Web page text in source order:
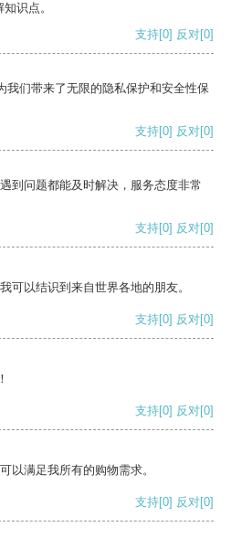
识点。
支持[0] 反对[0]
我们带来了无限的隐私保护和安全性保
支持[0] 反对[0]
到问题都能及时解决，服务态度非常
支持[0] 反对[0]
可以结识到来自世界各地的朋友。
支持[0] 反对[0]
支持[0] 反对[0]
以满足我所有的购物需求。
支持[0] 反对[0]